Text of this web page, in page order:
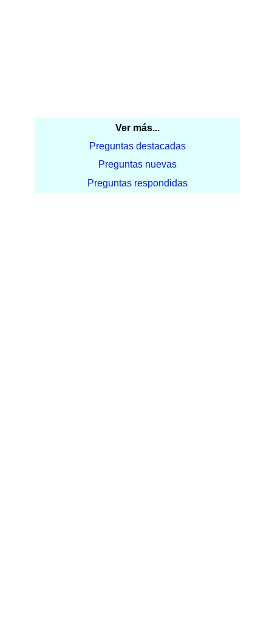
Ver más...
Preguntas destacadas
Preguntas nuevas
Preguntas respondidas